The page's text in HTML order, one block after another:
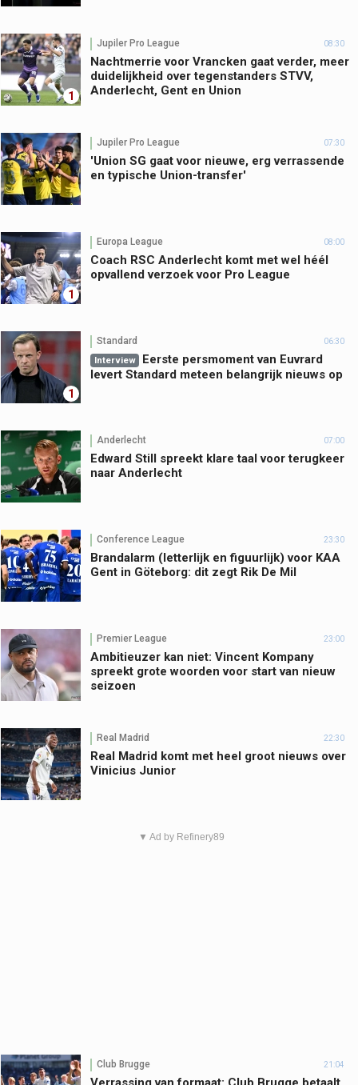
1
Jupiler Pro League 08:30
Nachtmerrie voor Vrancken gaat verder, meer
duidelijkheid over tegenstanders STVV,
Anderlecht, Gent en Union
Jupiler Pro League 07:30
'Union SG gaat voor nieuwe, erg verrassende
en typische Union-transfer'
1
Europa League 08:00
Coach RSC Anderlecht komt met wel héél
opvallend verzoek voor Pro League
1
Standard 06:30
Interview
Eerste persmoment van Euvrard
levert Standard meteen belangrijk nieuws op
Anderlecht 07:00
Edward Still spreekt klare taal voor terugkeer
naar Anderlecht
Conference League 23:30
Brandalarm (letterlijk en figuurlijk) voor KAA
Gent in Göteborg: dit zegt Rik De Mil
Premier League 23:00
Ambitieuzer kan niet: Vincent Kompany
spreekt grote woorden voor start van nieuw
seizoen
Real Madrid 22:30
Real Madrid komt met heel groot nieuws over
Vinicius Junior
▼ Ad by Refinery89
Club Brugge 21:04